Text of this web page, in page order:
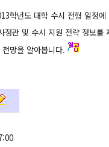
학년도 대학 수시 전형 일정
정관 및 수시 지원 전략 정보
망을 알아봅니다.